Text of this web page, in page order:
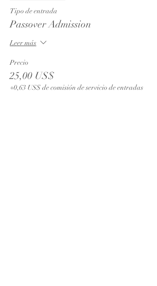
Tipo de entrada
Passover Admission
Leer más
Precio
25,00 US$
+0,63 US$ de comisión de servicio de entradas